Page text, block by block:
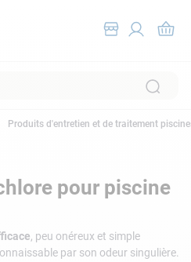
Produits d'entretien et de traitement
pour piscine
, peu onéreux et simple
par son odeur singulière.